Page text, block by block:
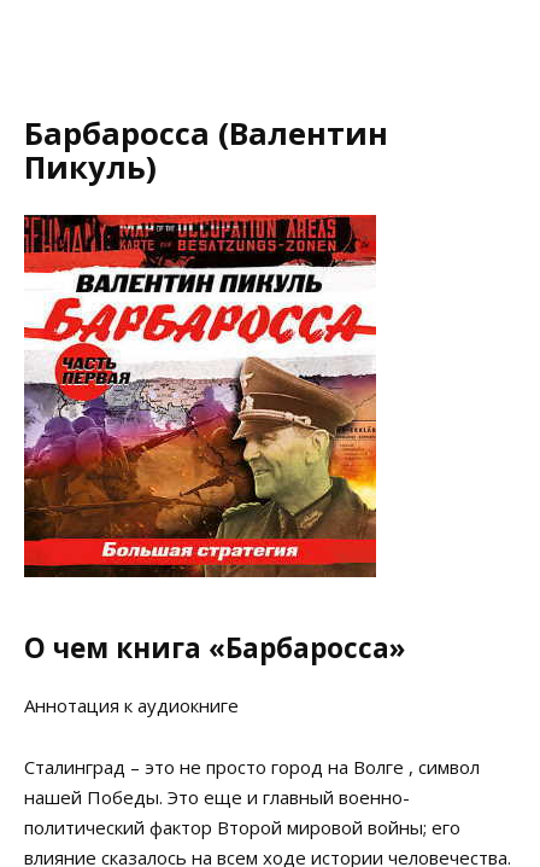
Барбаросса (Валентин
Пикуль)
О чем книга «Барбаросса»
Аннотация к аудиокниге
Сталинград – это не просто город на Волге , символ
нашей Победы. Это еще и главный военно-
политический фактор Второй мировой войны; его
влияние сказалось на всем ходе истории человечества.